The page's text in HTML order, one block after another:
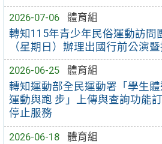
2026-07-06
體育組
轉知115年青少年民俗運動訪問
（星期日）辦理出國行前公演
2026-06-25
體育組
轉知運動部全民運動署「學生
運動與跑 步」上傳與查詢功能
停止服務
2026-06-18
體育組